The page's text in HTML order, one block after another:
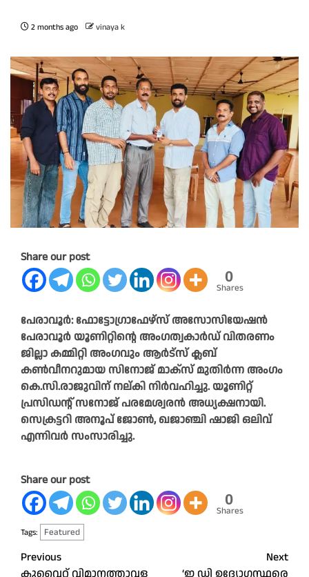
2 months ago vinaya k
Share our post
0
Shares
പേരാവൂർ: ഫോട്ടോഗ്രാഫേഴ്‌സ് അസോസിയേഷൻ
പേരാവൂർ യൂണിറ്റിന്റെ അംഗത്വകാർഡ് വിതരണം
ജില്ലാ കമ്മിറ്റി അംഗവും ആർട്‌സ് ക്ലബ്
കൺവീനറുമായ സിനോജ് മാക്‌സ് മുതിർന്ന അംഗം
കെ.സി.രാജുവിന് നല്കി നിർവഹിച്ചു. യൂണിറ്റ്
പ്രസിഡന്റ് സനോജ് പരമേശ്വരൻ അധ്യക്ഷനായി.
സെക്രട്ടറി അനൂപ് ജോൺ, ഖജാഞ്ചി ഷാജി ഒലിവ്
എന്നിവർ സംസാരിച്ചു.
Share our post
0
Shares
Tags: Featured
Post
Previous
Next